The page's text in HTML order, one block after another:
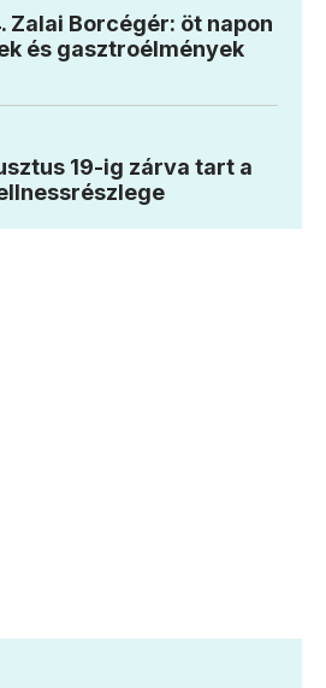
Zalai Borcégér: öt napon
és gasztroélmények
19-ig zárva tart a